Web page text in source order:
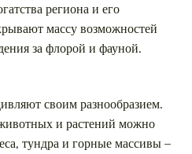
региона и его
массу возможностей
за флорой и фауной.
своим разнообразием.
и растений можно
тундра и горные массивы –